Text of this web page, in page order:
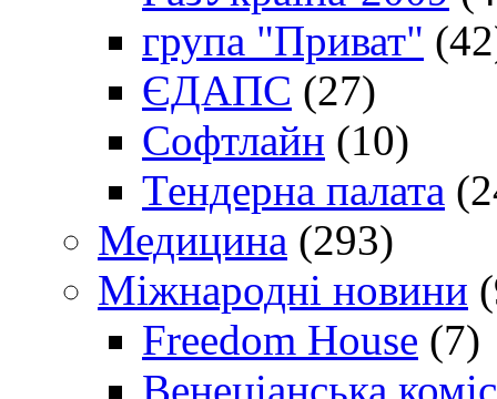
група "Приват"
ЄДАПС (27)
Софтлайн (10)
Тендерна палата
Медицина (293)
Міжнародні новини
Freedom House (7)
Венеціанська